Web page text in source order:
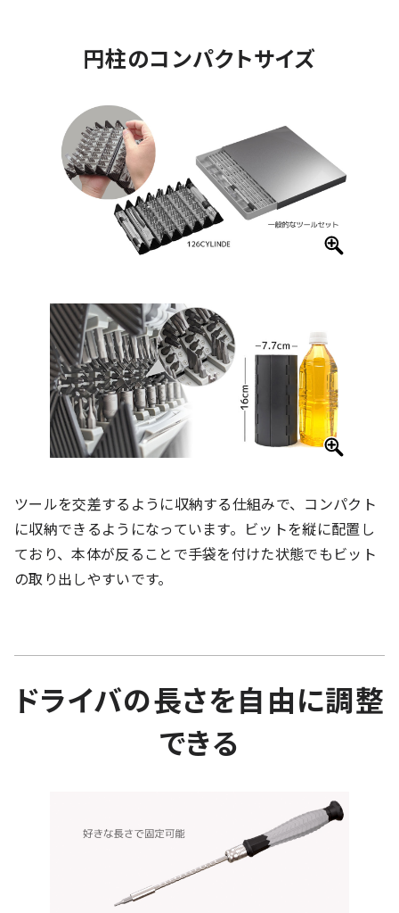
円柱のコンパクトサイズ
ツールを交差するように収納する仕組みで、コンパクト
に収納できるようになっています。ビットを縦に配置し
ており、本体が反ることで手袋を付けた状態でもビット
の取り出しやすいです。
ドライバの長さを自由に調整
できる